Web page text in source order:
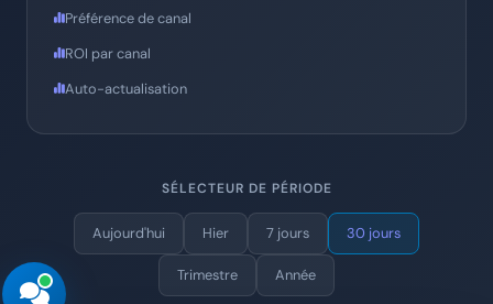
Préférence de canal
ROI par canal
Auto-actualisation
SÉLECTEUR DE PÉRIODE
Aujourd'hui Hier 7 jours 30 jours
Trimestre Année